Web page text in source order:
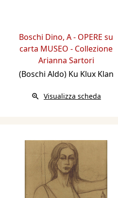
Boschi Dino, A - OPERE su
carta MUSEO - Collezione
Arianna Sartori
(Boschi Aldo) Ku Klux Klan
Visualizza scheda